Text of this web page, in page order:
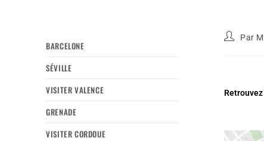
BARCELONE
SÉVILLE
VISITER VALENCE
GRENADE
VISITER CORDOUE
Par